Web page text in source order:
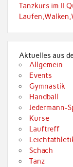
Tanzkurs im
Aktuelles aus
Allgemein
Events
Gymnastik
Handball
Jedermann-
Kurse
Lauftreff
Schach
Tanz